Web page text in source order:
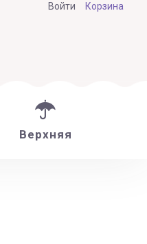
Войти Корзина
Верхняя